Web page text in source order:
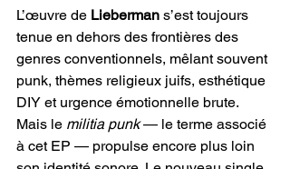
L’œuvre de Lieberman s’est toujours
tenue en dehors des frontières des
genres conventionnels, mêlant souvent
punk, thèmes religieux juifs, esthétique
DIY et urgence émotionnelle brute.
Mais le militia punk — le terme associé
à cet EP — propulse encore plus loin